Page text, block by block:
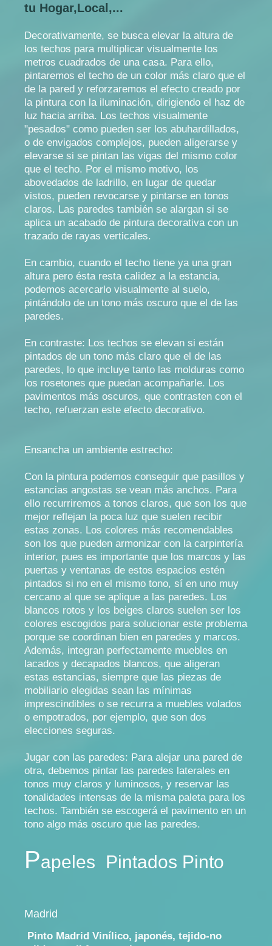
tu Hogar,Local,...
Decorativamente, se busca elevar la altura de
los techos para multiplicar visualmente los
metros cuadrados de una casa. Para ello,
pintaremos el techo de un color más claro que el
de la pared y reforzaremos el efecto creado por
la pintura con la iluminación, dirigiendo el haz de
luz hacia arriba. Los techos visualmente
"pesados" como pueden ser los abuhardillados,
o de envigados complejos, pueden aligerarse y
elevarse si se pintan las vigas del mismo color
que el techo. Por el mismo motivo, los
abovedados de ladrillo, en lugar de quedar
vistos, pueden revocarse y pintarse en tonos
claros. Las paredes también se alargan si se
aplica un acabado de pintura decorativa con un
trazado de rayas verticales.
En cambio, cuando el techo tiene ya una gran
altura pero ésta resta calidez a la estancia,
podemos acercarlo visualmente al suelo,
pintándolo de un tono más oscuro que el de las
paredes.
En contraste: Los techos se elevan si están
pintados de un tono más claro que el de las
paredes, lo que incluye tanto las molduras como
los rosetones que puedan acompañarle. Los
pavimentos más oscuros, que contrasten con el
techo, refuerzan este efecto decorativo.
Ensancha un ambiente estrecho:
Con la pintura podemos conseguir que pasillos y
estancias angostas se vean más anchos. Para
ello recurriremos a tonos claros, que son los que
mejor reflejan la poca luz que suelen recibir
estas zonas. Los colores más recomendables
son los que pueden armonizar con la carpintería
interior, pues es importante que los marcos y las
puertas y ventanas de estos espacios estén
pintados si no en el mismo tono, sí en uno muy
cercano al que se aplique a las paredes. Los
blancos rotos y los beiges claros suelen ser los
colores escogidos para solucionar este problema
porque se coordinan bien en paredes y marcos.
Además, integran perfectamente muebles en
lacados y decapados blancos, que aligeran
estas estancias, siempre que las piezas de
mobiliario elegidas sean las mínimas
imprescindibles o se recurra a muebles volados
o empotrados, por ejemplo, que son dos
elecciones seguras.
Jugar con las paredes: Para alejar una pared de
otra, debemos pintar las paredes laterales en
tonos muy claros y luminosos, y reservar las
tonalidades intensas de la misma paleta para los
techos. También se escogerá el pavimento en un
tono algo más oscuro que las paredes.
Papeles Pintados Pinto
Madrid
Pinto Madrid Vinílico, japonés, tejido-no